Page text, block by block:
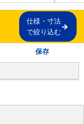
仕様・寸法
で絞り込む
保存